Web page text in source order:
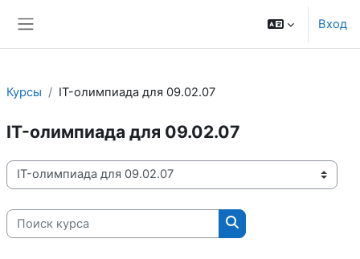
Вход
Курсы IT-олимпиада для 09.02.07
IT-олимпиада для 09.02.07
Категории курсов
Поиск курса
Поиск курса